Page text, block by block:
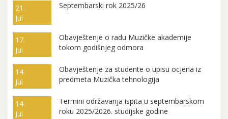
21.
Jul
Septembarski rok 2025/26
17.
Jul
Obavještenje o radu Muzičke akademije
tokom godišnjeg odmora
14.
Jul
Obavještenje za studente o upisu ocjena iz
predmeta Muzička tehnologija
14.
Jul
Termini održavanja ispita u septembarskom
roku 2025/2026. studijske godine